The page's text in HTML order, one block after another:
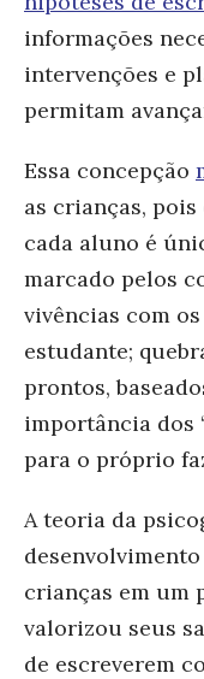
informações
intervenções e
permitam
Essa concepção
as crianças,
cada aluno é
marcado pelos
vivências com
estudante;
prontos,
importância dos
para o próprio
A teoria da
crianças em um
valorizou seus
de escreverem